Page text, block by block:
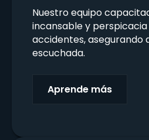
Nuestro equipo
incansable y
accidentes, asegurando
escuchada.
Aprende más